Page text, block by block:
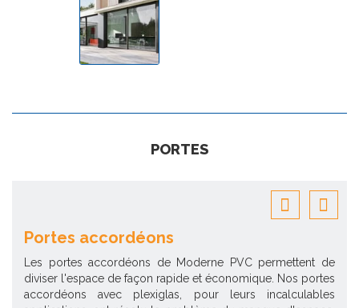
PORTES
permettent de
Nos portes
incalculables
Portes décorées
Nos portes sont fabriquées sur-mesure en
rénovation. Elles s’adaptent
intérieur comme extérieur.